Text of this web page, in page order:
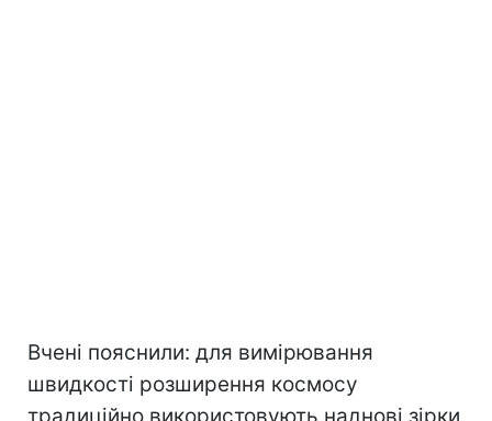
Вчені пояснили: для вимірювання
швидкості розширення космосу
традиційно використовують наднові зірки